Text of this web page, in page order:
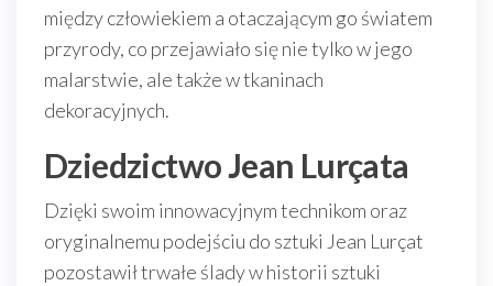
między człowiekiem a otaczającym go światem
przyrody, co przejawiało się nie tylko w jego
malarstwie, ale także w tkaninach
dekoracyjnych.
Dziedzictwo Jean Lurçata
Dzięki swoim innowacyjnym technikom oraz
oryginalnemu podejściu do sztuki Jean Lurçat
pozostawił trwałe ślady w historii sztuki